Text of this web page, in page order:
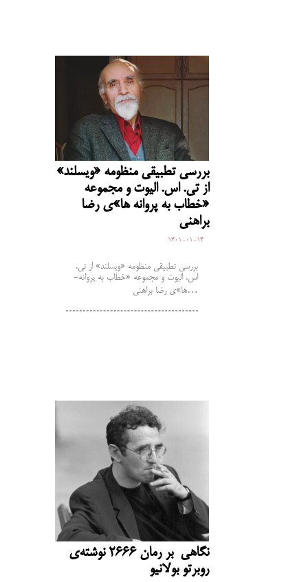
بررسی تطبیقی منظومه «ویسلند»
از تی. اس. الیوت و مجموعه
«خطاب به پروانه­ ها»ی رضا
براهنی
1401-01-14
بررسی تطبیقی منظومه «ویسلند» از تی.
اس. الیوت و مجموعه «خطاب به پروانه­
ها»ی رضا براهنی…
نگاهی بر رمان 2666 نوشته‌ی
روبرتو بولانیو